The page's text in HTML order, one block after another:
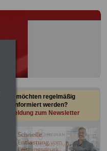
Sie möchten regelmäßig
informiert werden?
Anmeldung zum Newsletter